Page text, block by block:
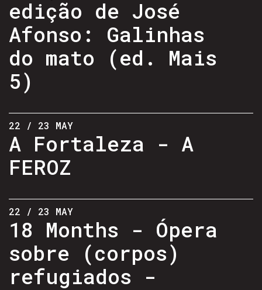
edição de José
Afonso: Galinhas
do mato (ed. Mais
5)
22 / 23 MAY
A Fortaleza - A
FEROZ
22 / 23 MAY
18 Months - Ópera
sobre (corpos)
refugiados -